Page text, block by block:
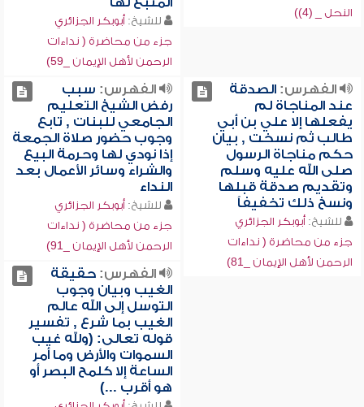
النحل _ (4))
للشيخ: أبوبكر الجزائري
جزء من محاضرة ( نداءات
الرحمن لأهل الإيمان _59)
الفهرس:الصدقة
عند المناجاة لم
يفعلها إلا علي بن أبي
طالب ثم نسخت , بيان
حكم مناجاة الرسول
صلى الله عليه وسلم
وتقديم صدقة قبلها
ونسخ ذلك تخفيفاً
للشيخ: أبوبكر الجزائري
جزء من محاضرة ( نداءات
الرحمن لأهل الإيمان _81)
الفهرس: سبب
رفض الشيخ التعليم
الجامعي للبنات , تابع
وجوب حضور صلاة الجمعة
إذا نودي لها وحرمة البيع
والشراء وسائر الأعمال بعد
النداء
للشيخ: أبوبكر الجزائري
جزء من محاضرة ( نداءات
الرحمن لأهل الإيمان _91)
الفهرس:حقيقة
الغيب وبيان وجوب
التوسل إلى الله عالم
الغيب بما شرع , تفسير
قوله تعالى: (ولله غيب
السموات والأرض وما أمر
الساعة إلا كلمح البصر أو
هو أقرب ...)